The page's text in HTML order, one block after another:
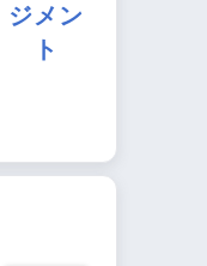
ジメン
ト